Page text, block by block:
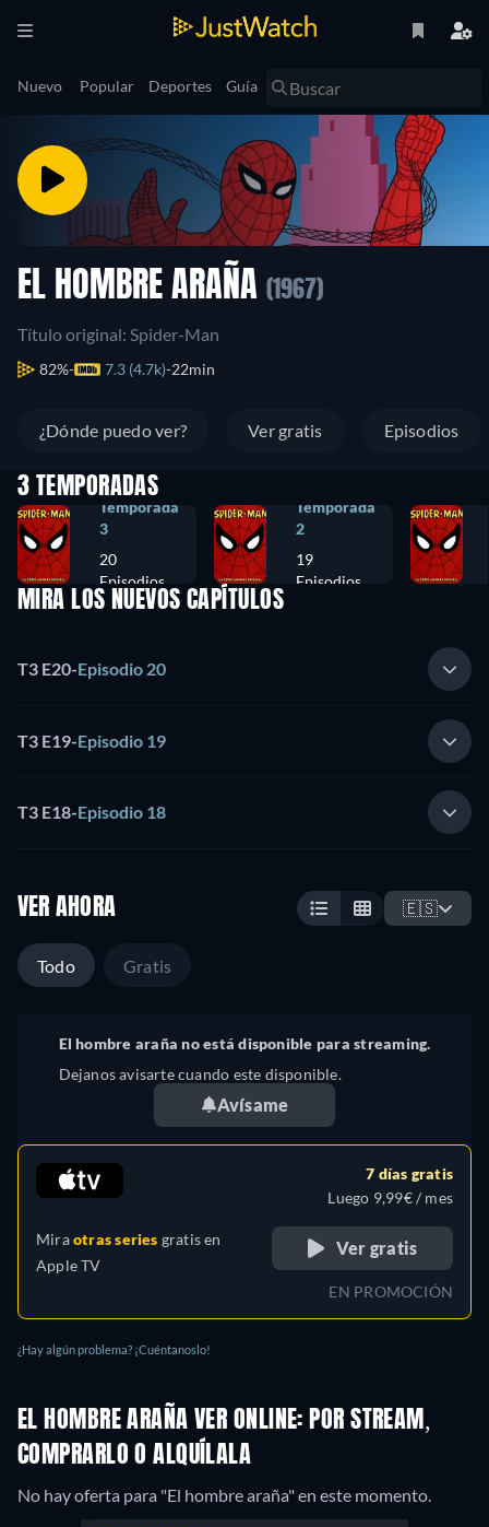
Nuevo Popular Deportes Guía
EL HOMBRE ARAÑA (1967)
Título original: Spider-Man
82% 7.3 (4.7k) 22min
¿Dónde puedo ver? Ver gratis Episodios
3 TEMPORADAS
Temporada
3
20
Episodios
Temporada
2
19
Episodios
MIRA LOS NUEVOS CAPÍTULOS
T3 E20-Episodio 20
T3 E19-Episodio 19
T3 E18-Episodio 18
VER AHORA 🇪🇸
Todo Gratis
El hombre araña no está disponible para streaming.
Dejanos avisarte cuando este disponible.
Avísame
Miraotras series gratis en
Apple TV
7 días gratis
Luego 9,99€ / mes
Ver gratis
EN PROMOCIÓN
¿Hay algún problema? ¡Cuéntanoslo!
EL HOMBRE ARAÑA VER ONLINE: POR STREAM,
COMPRARLO O ALQUÍLALA
No hay oferta para "El hombre araña" en este momento.